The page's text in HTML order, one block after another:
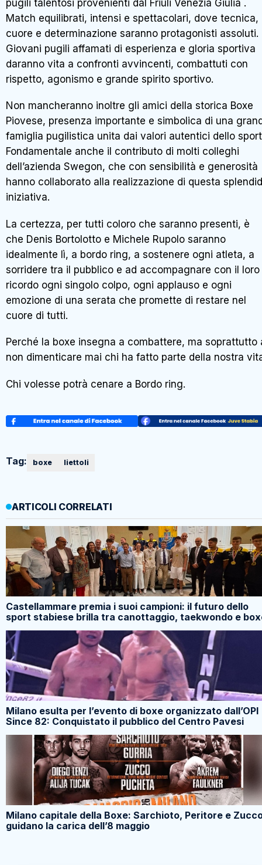
pugili talentosi provenienti dal Friuli Venezia Giulia .
Match equilibrati, intensi e spettacolari, dove tecnica,
cuore e determinazione saranno protagonisti assoluti.
Giovani pugili affamati di esperienza e gloria sportiva
daranno vita a confronti avvincenti, combattuti con
rispetto, agonismo e grande spirito sportivo.
Non mancheranno inoltre gli amici della storica Boxe
Piovese, presenza importante e simbolica di una
famiglia pugilistica unita dai valori autentici dello
Fondamentale anche il contributo di molti colleghi
dell’azienda Swegon, che con sensibilità e generosità
hanno collaborato alla realizzazione di questa
iniziativa.
La certezza, per tutti coloro che saranno presenti, è
che Denis Bortolotto e Michele Rupolo saranno
idealmente lì, a bordo ring, a sostenere ogni atleta, a
sorridere tra il pubblico e ad accompagnare con il loro
ricordo ogni singolo colpo, ogni applauso e ogni
emozione di una serata che promette di restare nel
cuore di tutti.
Perché la boxe insegna a combattere, ma soprattutto
non dimenticare mai chi ha fatto parte della nostra
Chi volesse potrà cenare a Bordo ring.
Tag: boxe liettoli
ARTICOLI CORRELATI
Castellammare premia i suoi campioni: il futuro dello
sport stabiese brilla tra canottaggio, taekwondo e
Milano esulta per l’evento di boxe organizzato dall’OPI
Since 82: Conquistato il pubblico del Centro Pavesi
Milano capitale della Boxe: Sarchioto, Peritore e
guidano la carica dell’8 maggio